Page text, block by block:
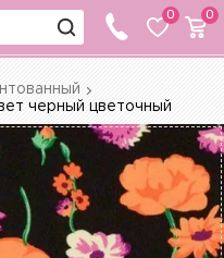
0 0
черный цветочный